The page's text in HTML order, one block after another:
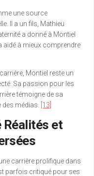
une source
Il a un fils, Mathieu
a donné à Montiel
aidé à mieux comprendre
Montiel reste un
Sa passion pour les
témoigne de sa
médias.
[13]
Réalités et
carrière prolifique dans
parfois critiqué pour ses